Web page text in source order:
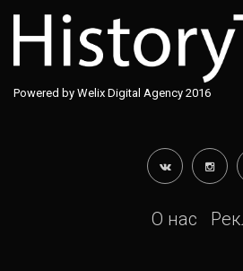
Powered by Welix Digital Agency 2016
О нас